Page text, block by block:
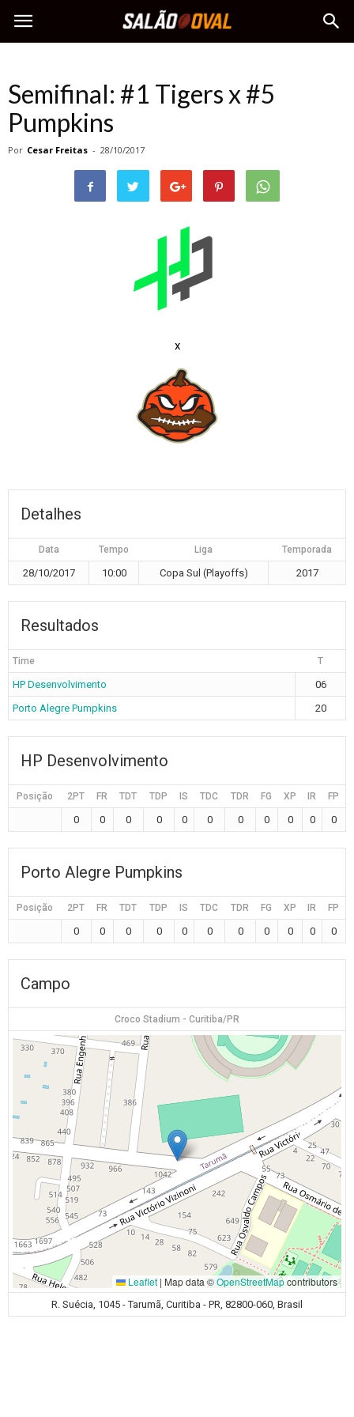
Semifinal: #1 Tigers x #5
Pumpkins
Por Cesar Freitas - 28/10/2017
x
Detalhes
Data Tempo Liga Temporada
28/10/2017 10:00 Copa Sul (Playoffs) 2017
Resultados
Time T
HP Desenvolvimento
06
Porto Alegre Pumpkins
20
HP Desenvolvimento
Posição 2PT FR TDT TDP IS TDC TDR FG XP IR FP
0 0 0 0 0 0 0 0 0 0 0
Porto Alegre Pumpkins
Posição 2PT FR TDT TDP IS TDC TDR FG XP IR FP
0 0 0 0 0 0 0 0 0 0 0
Campo
Croco Stadium - Curitiba/PR
Leaflet | Map data ©OpenStreetMapcontributors
R. Suécia, 1045 - Tarumã, Curitiba - PR, 82800-060, Brasil